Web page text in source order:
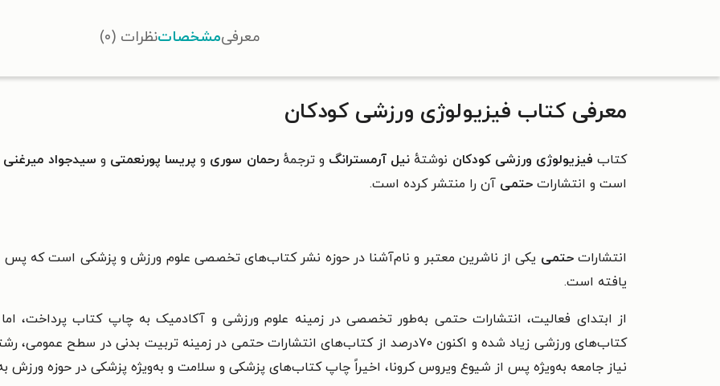
معرفیمشخصاتنظرات (۰)
معرفی کتاب فیزیولوژی ورزشی کودکان
کتاب فیزیولوژی ورزشی کودکان نوشتهٔ نیل آرمسترانگ و ترجمهٔرحمان سوری و پریسا پورنعمتی و سیدجواد میرغنی
است و انتشارات حتمی آن را منتشر کرده است.
انتشاراتحتمی یکی از ناشرین معتبر و نام‌آشنا در حوزه نشر کتاب‌های تخصصی علوم ورزش و پزشکی است که پس
یافته است.
از ابتدای فعالیت، انتشارات حتمی به‌طور تخصصی در زمینه علوم ورزشی و آکادمیک به چاپ کتاب پرداخت،
کتاب‌های ورزشی زیاد شده و اکنون ۷۰درصد از کتاب‌های انتشارات حتمی در زمینه تربیت بدنی
نیاز جامعه به‌ویژه پس از شیوع ویروس کرونا، اخیراً چاپ کتاب‌های پزشکی و سلامت و به‌ویژه پزشکی در حوزه